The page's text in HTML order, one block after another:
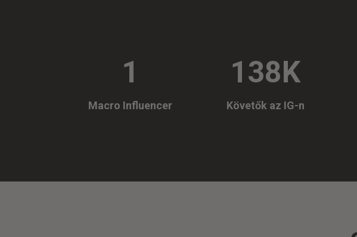
1
Macro Influencer
138K
Követők az IG-n